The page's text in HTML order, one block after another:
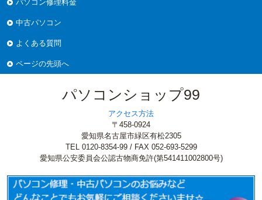
パソコン修理料金
中古パソコン
よくある質問
ページの先頭へ
パソコンショップ99
アクセス方法
〒458-0924
愛知県名古屋市緑区有松2305
TEL 0120-8354-99 / FAX 052-693-5299
愛知県公安委員会公認古物商免許(第541411002800号)